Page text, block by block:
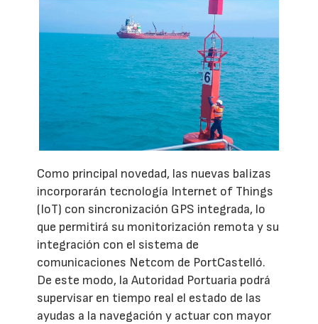
Como principal novedad, las nuevas balizas
incorporarán tecnología Internet of Things
(IoT) con sincronización GPS integrada, lo
que permitirá su monitorización remota y su
integración con el sistema de
comunicaciones Netcom de PortCastelló.
De este modo, la Autoridad Portuaria podrá
supervisar en tiempo real el estado de las
ayudas a la navegación y actuar con mayor